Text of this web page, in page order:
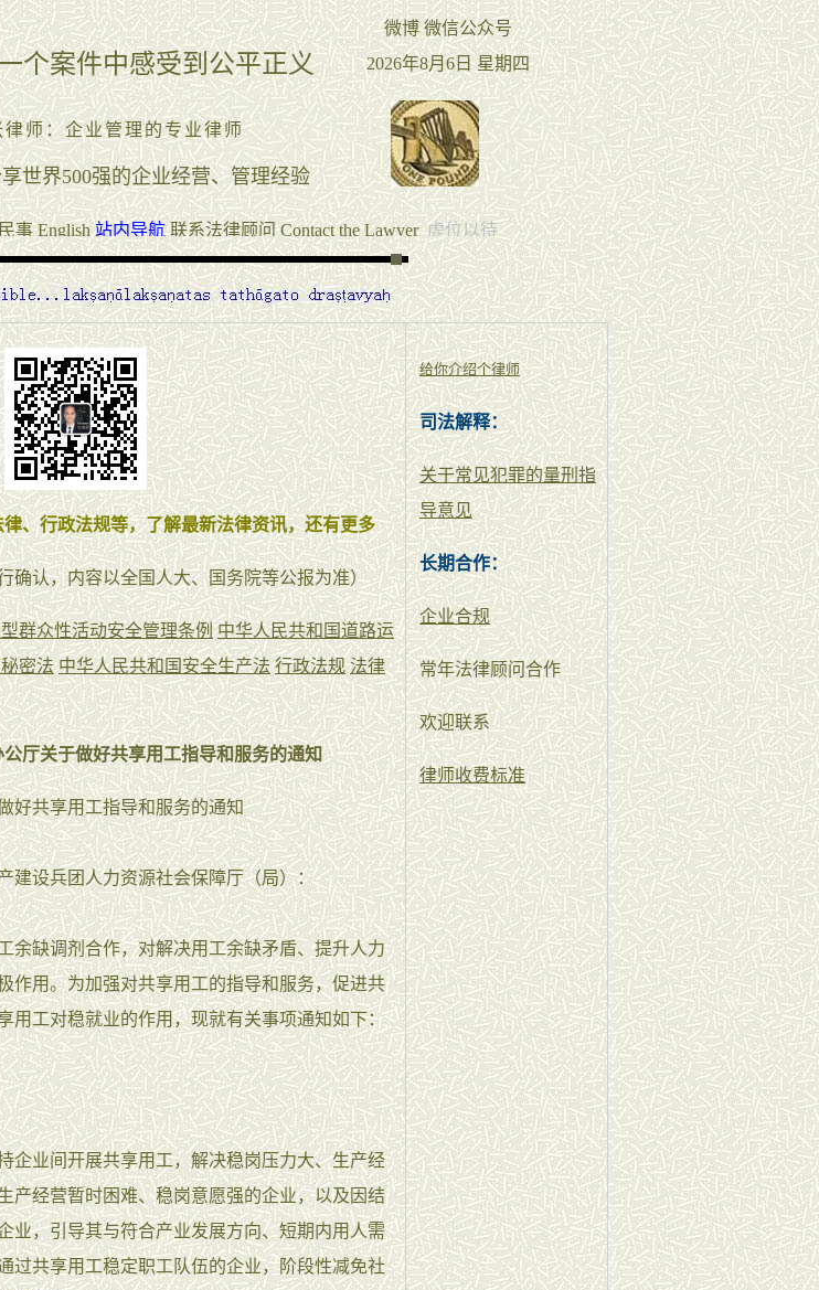
、行政法规等，了解最新法律资讯，还有更多
确认，内容以全国人大、国务院等公报为准）
群众性活动安全管理条例 中华人民共和国道路运
密法 中华人民共和国安全生产法 行政法规 法律
厅关于做好共享用工指导和服务的通知
好共享用工指导和服务的通知
建设兵团人力资源社会保障厅（局）：
余缺调剂合作，对解决用工余缺矛盾、提升人力
作用。为加强对共享用工的指导和服务，促进共
用工对稳就业的作用，现就有关事项通知如下：
企业间开展共享用工，解决稳岗压力大、生产经
产经营暂时困难、稳岗意愿强的企业，以及因结
业，引导其与符合产业发展方向、短期内用人需
过共享用工稳定职工队伍的企业，阶段性减免社
给你介绍个律师
司法解释：
关于常见犯罪的量刑指
导意见
长期合作：
企业合规
常年法律顾问合作
欢迎联系
律师收费标准